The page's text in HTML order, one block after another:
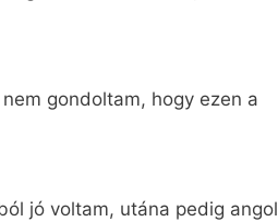
gondoltam, hogy ezen a
jó voltam, utána pedig angol